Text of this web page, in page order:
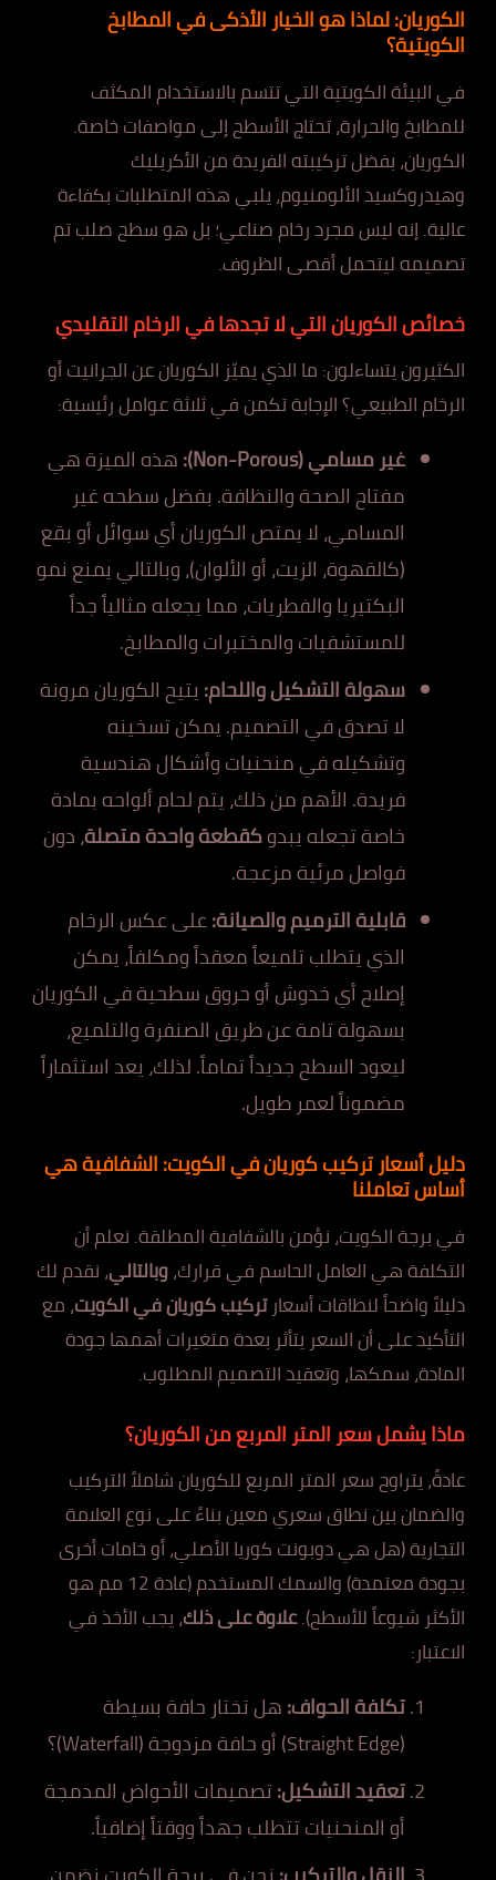
الكوريان: لماذا هو الخيار الأذكى في المطابخ
الكويتية؟
في البيئة الكويتية التي تتسم بالاستخدام المكثف
للمطابخ والحرارة، تحتاج الأسطح إلى مواصفات خاصة.
الكوريان، بفضل تركيبته الفريدة من الأكريليك
وهيدروكسيد الألومنيوم، يلبي هذه المتطلبات بكفاءة
عالية. إنه ليس مجرد رخام صناعي؛ بل هو سطح صلب تم
تصميمه ليتحمل أقصى الظروف.
خصائص الكوريان التي لا تجدها في الرخام التقليدي
الكثيرون يتساءلون: ما الذي يميّز الكوريان عن الجرانيت أو
الرخام الطبيعي؟ الإجابة تكمن في ثلاثة عوامل رئيسية:
غير مسامي (Non-Porous):
هذه الميزة هي
مفتاح الصحة والنظافة. بفضل سطحه غير
المسامي، لا يمتص الكوريان أي سوائل أو بقع
(كالقهوة، الزيت، أو الألوان)، وبالتالي يمنع نمو
البكتيريا والفطريات، مما يجعله مثالياً جداً
للمستشفيات والمختبرات والمطابخ.
سهولة التشكيل واللحام:يتيح الكوريان مرونة
لا تصدق في التصميم. يمكن تسخينه
وتشكيله في منحنيات وأشكال هندسية
فريدة. الأهم من ذلك، يتم لحام ألواحه بمادة
خاصة تجعله يبدوكقطعة واحدة متصلة، دون
فواصل مرئية مزعجة.
قابلية الترميم والصيانة:على عكس الرخام
الذي يتطلب تلميعاً معقداً ومكلفاً، يمكن
إصلاح أي خدوش أو حروق سطحية في الكوريان
بسهولة تامة عن طريق الصنفرة والتلميع،
ليعود السطح جديداً تماماً. لذلك، يعد استثماراً
مضموناً لعمر طويل.
دليل أسعار تركيب كوريان في الكويت: الشفافية هي
أساس تعاملنا
في برجة الكويت، نؤمن بالشفافية المطلقة. نعلم أن
التكلفة هي العامل الحاسم في قرارك،وبالتالي، نقدم لك
دليلاً واضحاً لنطاقات أسعارتركيب كوريان في الكويت، مع
التأكيد على أن السعر يتأثر بعدة متغيرات أهمها جودة
المادة، سمكها، وتعقيد التصميم المطلوب.
ماذا يشمل سعر المتر المربع من الكوريان؟
عادةً، يتراوح سعر المتر المربع للكوريان شاملاً التركيب
والضمان بين نطاق سعري معين بناءً على نوع العلامة
التجارية (هل هي دوبونت كوريا الأصلي، أو خامات أخرى
بجودة معتمدة) والسمك المستخدم (عادة 12 مم هو
الأكثر شيوعاً للأسطح).علاوة على ذلك، يجب الأخذ في
الاعتبار:
تكلفة الحواف:هل تختار حافة بسيطة
(Straight Edge) أو حافة مزدوجة (Waterfall)؟
تعقيد التشكيل:تصميمات الأحواض المدمجة
أو المنحنيات تتطلب جهداً ووقتاً إضافياً.